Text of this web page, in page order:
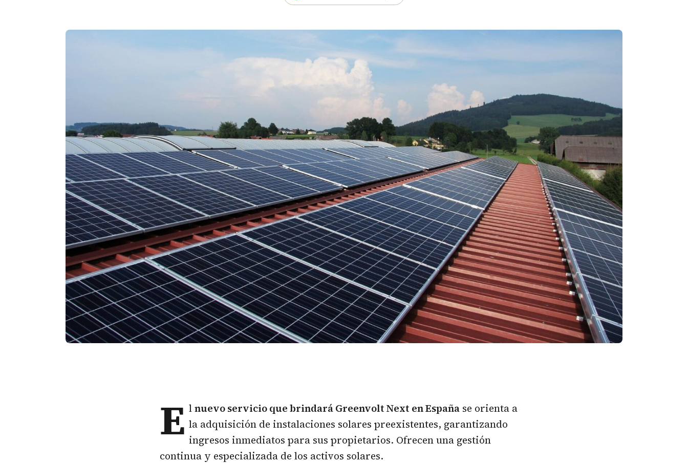
E lnuevo servicio que brindará Greenvolt Next en España se orienta a
la adquisición de instalaciones solares preexistentes, garantizando
ingresos inmediatos para sus propietarios. Ofrecen una gestión
continua y especializada de los activos solares.